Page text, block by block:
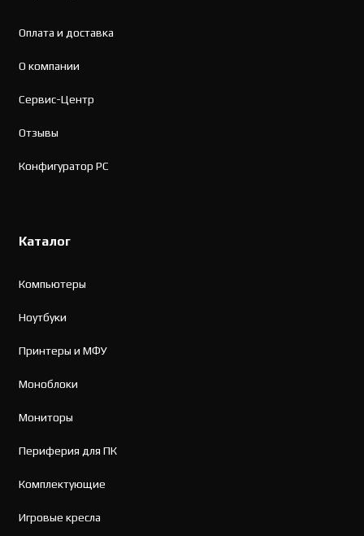
Оплата и доставка
О компании
Сервис-Центр
Отзывы
Конфигуратор PC
Каталог
Компьютеры
Ноутбуки
Принтеры и МФУ
Моноблоки
Мониторы
Периферия для ПК
Комплектующие
Игровые кресла